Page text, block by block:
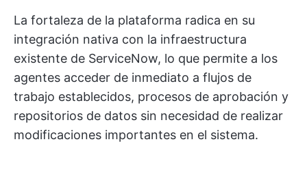
La fortaleza de la plataforma radica en su
integración nativa con la infraestructura
existente de ServiceNow, lo que permite a los
agentes acceder de inmediato a flujos de
trabajo establecidos, procesos de aprobación y
repositorios de datos sin necesidad de realizar
modificaciones importantes en el sistema.